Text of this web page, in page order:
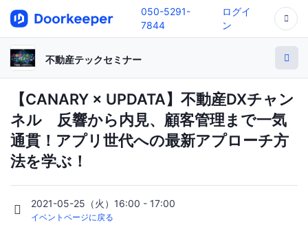
050-5291-
7844
ログイ
ン
不動産テックセミナー
【CANARY × UPDATA】不動産DXチャン
ネル 反響から内見、顧客管理まで一気
通貫！アプリ世代への最新アプローチ方
法を学ぶ！
2021-05-25（火）16:00 - 17:00
イベントページに戻る